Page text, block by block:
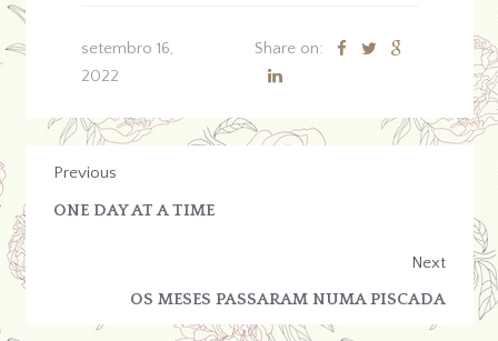
setembro 16,
2022
Share on:
Previous
ONE DAY AT A TIME
Next
OS MESES PASSARAM NUMA PISCADA